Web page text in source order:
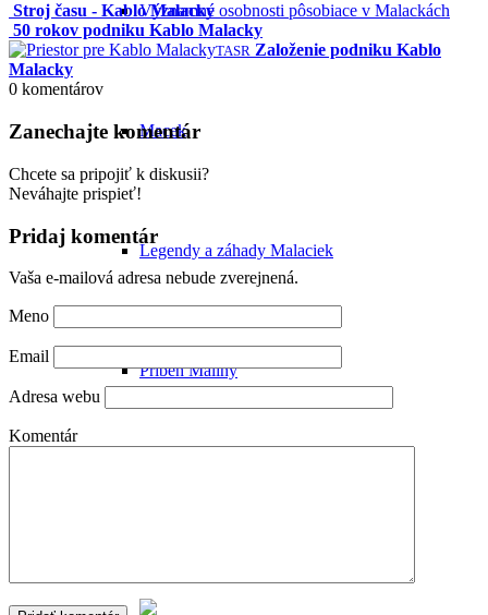
Významné osobnosti pôsobiace v Malackách
Macek
Legendy a záhady Malaciek
Príbeh Maliny
Stroj času - Kablo Malacky
50 rokov podniku Kablo Malacky
TASR Založenie podniku Kablo
Malacky
0 komentárov
Zanechajte komentár
Chcete sa pripojiť k diskusii?
Neváhajte prispieť!
Pridaj komentár
Vaša e-mailová adresa nebude zverejnená.
Meno
Email
Adresa webu
Komentár